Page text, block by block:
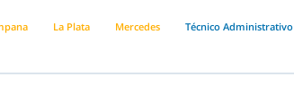
La Plata Mercedes Técnico Administrativo